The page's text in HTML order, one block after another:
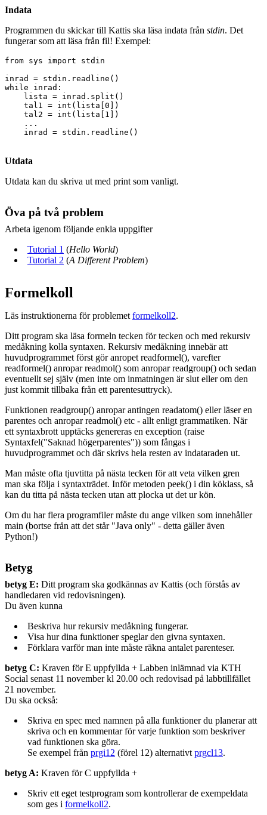
Indata
Programmen du skickar till Kattis ska läsa indata från stdin. Det
fungerar som att läsa från fil! Exempel:
from sys import stdin
inrad = stdin.readline()
while inrad:
    lista = inrad.split()
    tal1 = int(lista[0])
    tal2 = int(lista[1])
    ...
Utdata
Utdata kan du skriva ut med print som vanligt.
Öva på två problem
Arbeta igenom följande enkla uppgifter
Tutorial 1 (Hello World)
Tutorial 2 (A Different Problem)
Formelkoll
Läs instruktionerna för problemet formelkoll2.
Ditt program ska läsa formeln tecken för tecken och med rekursiv
medåkning kolla syntaxen. Rekursiv medåkning innebär att
huvudprogrammet först gör anropet readformel(), varefter
readformel() anropar readmol() som anropar readgroup() och sedan
eventuellt sej själv (men inte om inmatningen är slut eller om den
just kommit tillbaka från ett parentesuttryck).
Funktionen readgroup() anropar antingen readatom() eller läser en
parentes och anropar readmol() etc - allt enligt grammatiken. När
ett syntaxbrott upptäcks genereras en exception (raise
Syntaxfel("Saknad högerparentes")) som fångas i
huvudprogrammet och där skrivs hela resten av indataraden ut.
Man måste ofta tjuvtitta på nästa tecken för att veta vilken gren
man ska följa i syntaxträdet. Inför metoden peek() i din köklass, så
kan du titta på nästa tecken utan att plocka ut det ur kön.
Om du har flera programfiler måste du ange vilken som innehåller
main (bortse från att det står "Java only" - detta gäller även
Python!)
Betyg
betyg E: Ditt program ska godkännas av Kattis (och förstås av
handledaren vid redovisningen).
Du även kunna
Beskriva hur rekursiv medåkning fungerar.
Visa hur dina funktioner speglar den givna syntaxen.
Förklara varför man inte måste räkna antalet parenteser.
betyg C: Kraven för E uppfyllda + Labben inlämnad via KTH
Social senast 11 november kl 20.00 och redovisad på labbtillfället
21 november.
Du ska också:
Skriva en spec med namnen på alla funktioner du planerar att
skriva och en kommentar för varje funktion som beskriver
vad funktionen ska göra.
Se exempel från prgi12 (förel 12) alternativt prgcl13.
betyg A: Kraven för C uppfyllda +
Skriv ett eget testprogram som kontrollerar de exempeldata
som ges i formelkoll2.